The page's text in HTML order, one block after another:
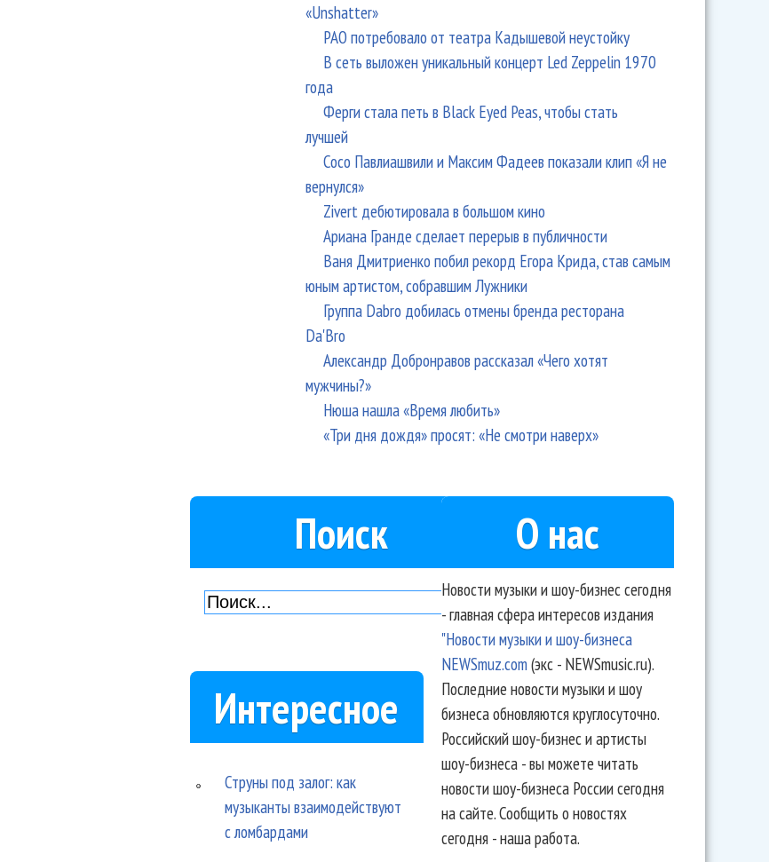
«Unshatter»
РАО потребовало от театра Кадышевой неустойку
В сеть выложен уникальный концерт Led Zeppelin 1970
года
Ферги стала петь в Black Eyed Peas, чтобы стать
лучшей
Сосо Павлиашвили и Максим Фадеев показали клип «Я не
вернулся»
Zivert дебютировала в большом кино
Ариана Гранде сделает перерыв в публичности
Ваня Дмитриенко побил рекорд Егора Крида, став самым
юным артистом, собравшим Лужники
Группа Dabro добилась отмены бренда ресторана
Da'Bro
Александр Добронравов рассказал «Чего хотят
мужчины?»
Нюша нашла «Время любить»
«Три дня дождя» просят: «Не смотри наверх»
Поиск
Интересное
Струны под залог: как
музыканты взаимодействуют
с ломбардами
О нас
Новости музыки и шоу-бизнес сегодня
- главная сфера интересов издания
"Новости музыки и шоу-бизнеса
NEWSmuz.com(экс - NEWSmusic.ru).
Последние новости музыки и шоу
бизнеса обновляются круглосуточно.
Российский шоу-бизнес и артисты
шоу-бизнеса - вы можете читать
новости шоу-бизнеса России сегодня
на сайте. Сообщить о новостях
сегодня - наша работа.